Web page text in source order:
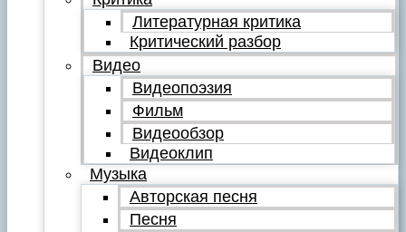
Литературная критика
Критический разбор
Видео
Видеопоэзия
Фильм
Видеообзор
Видеоклип
Музыка
Авторская песня
Песня